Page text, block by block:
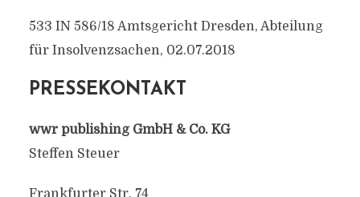
533 IN 586/18 Amtsgericht Dresden, Abteilung
für Insolvenzsachen, 02.07.2018
PRESSEKONTAKT
wwr publishing GmbH & Co. KG
Steffen Steuer
Frankfurter Str. 74